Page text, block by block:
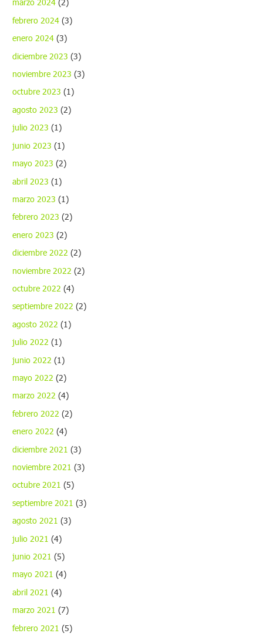
marzo 2024 (2)
febrero 2024 (3)
enero 2024 (3)
diciembre 2023 (3)
noviembre 2023 (3)
octubre 2023 (1)
agosto 2023 (2)
julio 2023 (1)
junio 2023 (1)
mayo 2023 (2)
abril 2023 (1)
marzo 2023 (1)
febrero 2023 (2)
enero 2023 (2)
diciembre 2022 (2)
noviembre 2022 (2)
octubre 2022 (4)
septiembre 2022 (2)
agosto 2022 (1)
julio 2022 (1)
junio 2022 (1)
mayo 2022 (2)
marzo 2022 (4)
febrero 2022 (2)
enero 2022 (4)
diciembre 2021 (3)
noviembre 2021 (3)
octubre 2021 (5)
septiembre 2021 (3)
agosto 2021 (3)
julio 2021 (4)
junio 2021 (5)
mayo 2021 (4)
abril 2021 (4)
marzo 2021 (7)
febrero 2021 (5)